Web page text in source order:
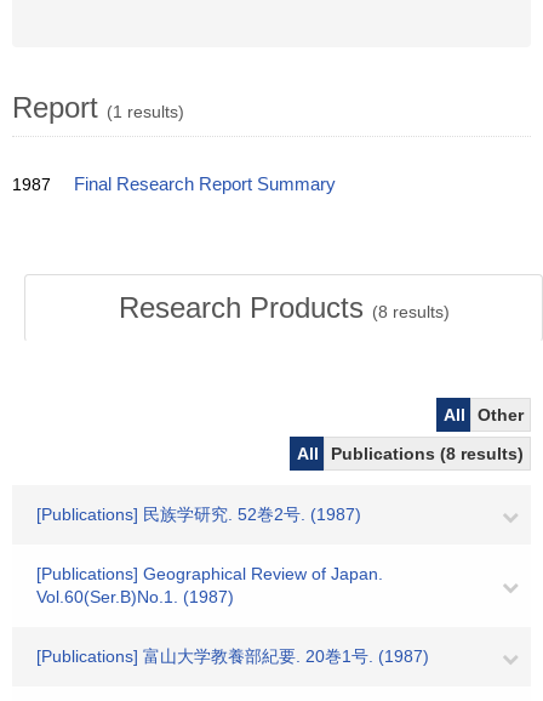
Report (1 results)
1987 Final Research Report Summary
Research Products (8 results)
All
Other
All
Publications (8 results)
[Publications] 民族学研究. 52巻2号. (1987)
[Publications] Geographical Review of Japan.
Vol.60(Ser.B)No.1. (1987)
[Publications] 富山大学教養部紀要. 20巻1号. (1987)